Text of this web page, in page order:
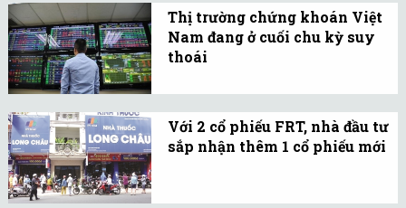
hình tại quê nhà TP.HCM.
Nam tổ chức “Lễ Ký Kết
Hợp Đồng và Khởi Động
Thị trường chứng khoán Việt
Nam đang ở cuối chu kỳ suy
thoái
trong báo cáo chiến lược
được công bố mới đây.
Với 2 cổ phiếu FRT, nhà đầu tư
sắp nhận thêm 1 cổ phiếu mới